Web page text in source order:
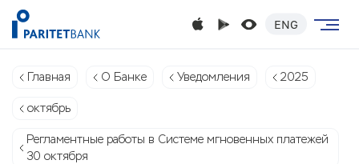
ENG
Главная О Банке Уведомления 2025
октябрь
Регламентные работы в Системе мгновенных платежей
30 октября